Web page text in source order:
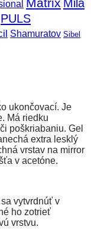
Mila
PULS
Shamuratov Sibel
ukončovací. Je
Má riedku
poškriabaniu. Gel
extra lesklý
vrstav na mirror
v acetóne.
vytvrdnúť v
ho zotrieť
vrstvu.